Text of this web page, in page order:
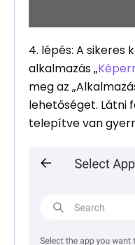
4. lépés: A sikeres
alkalmazás „
meg az
lehetőséget. Látni
telepítve van